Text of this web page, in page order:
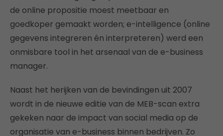
de online propositie moest meetbaar en
goedkoper gemaakt worden; e-intelligence (online
gegevens integreren én interpreteren) werd een
onmisbare tool in het arsenaal van de e-business
manager.
Naast het herijken van de bevindingen uit 2007
wordt in de nieuwe editie van de MEB-scan extra
gekeken naar de impact van social media op de
organisatie van e-business binnen bedrijven. Zo